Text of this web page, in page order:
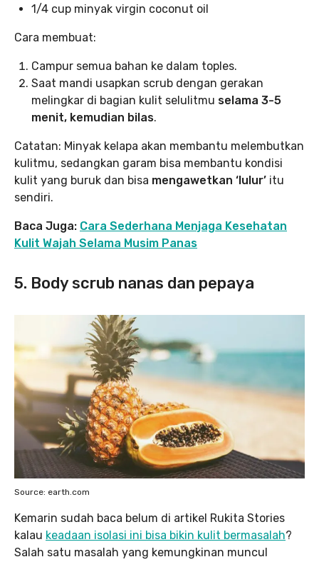
1/4 cup minyak virgin coconut oil
Cara membuat:
Campur semua bahan ke dalam toples.
Saat mandi usapkan scrub dengan gerakan
melingkar di bagian kulit selulitmu selama 3-5
menit, kemudian bilas.
Catatan: Minyak kelapa akan membantu melembutkan
kulitmu, sedangkan garam bisa membantu kondisi
kulit yang buruk dan bisa mengawetkan ‘lulur’ itu
sendiri.
Baca Juga: Cara Sederhana Menjaga Kesehatan
Kulit Wajah Selama Musim Panas
5. Body scrub nanas dan pepaya
Source: earth.com
Kemarin sudah baca belum di artikel Rukita Stories
kalau keadaan isolasi ini bisa bikin kulit bermasalah?
Salah satu masalah yang kemungkinan muncul